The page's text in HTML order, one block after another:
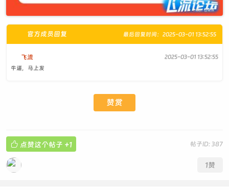
最后回复时间：2025-03-01 13:52:55
官方成员回复
飞流
2025-03-01 13:52:55
牛逼，马上发
赞赏
帖子ID: 387
 点赞这个帖子 +1
1赞